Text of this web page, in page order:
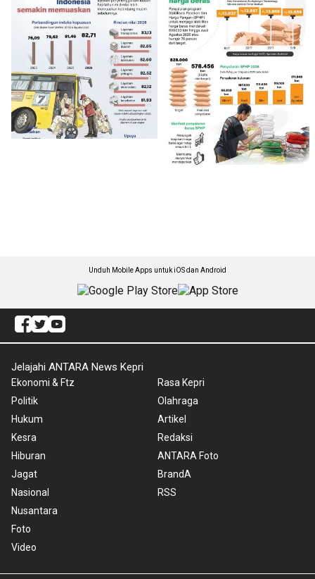
Unduh Mobile Apps untuk iOS dan Android
Jelajahi ANTARA News Kepri
Ekonomi & Ftz
Politik
Hukum
Kesra
Hiburan
Jagat
Nasional
Nusantara
Foto
Video
Rasa Kepri
Olahraga
Artikel
Redaksi
ANTARA Foto
BrandA
RSS